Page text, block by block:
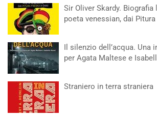
Sir Oliver Skardy. Biografia
poeta venessian, dai
Il silenzio dell’acqua. Una
per Agata Maltese e
Straniero in terra straniera